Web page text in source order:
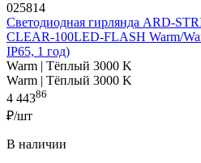
025814
Светодиодная гирлянда ARD-
CLEAR-100LED-FLASH Warm/
IP65, 1 год)
Warm | Тёплый 3000 K
Warm | Тёплый 3000 K
4 44386
₽/шт
В наличии